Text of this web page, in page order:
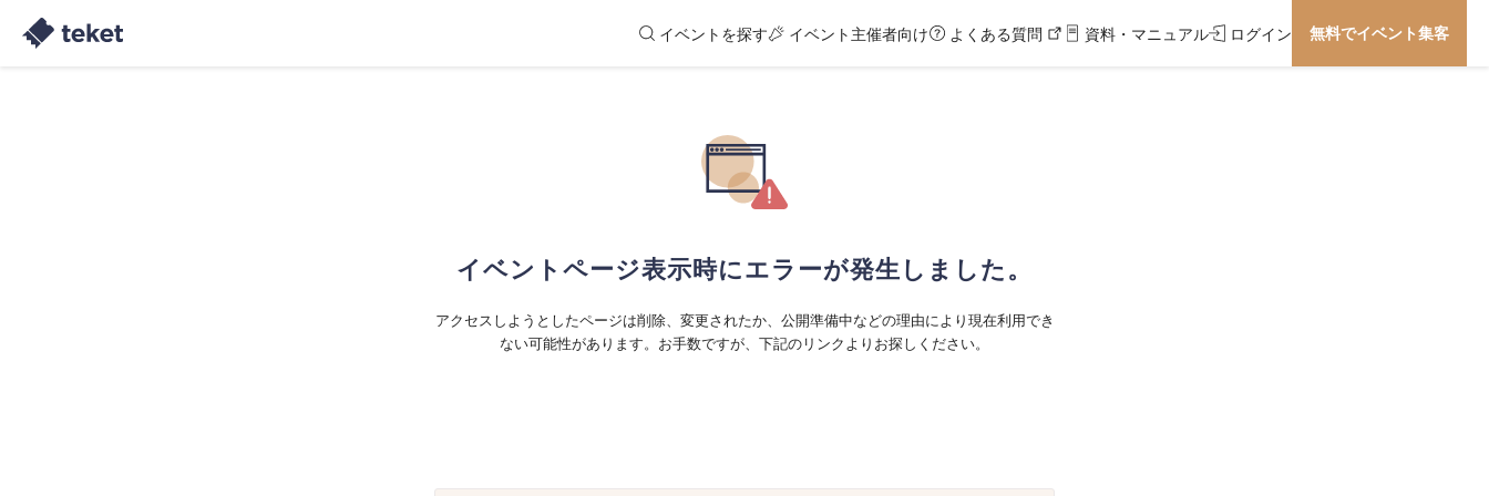
イベントを探す イベント主催者向け よくある質問 資料・マニュアル ログイン 無料でイベント集客
イベントページ表示時にエラーが発生しました。
アクセスしようとしたページは削除、変更されたか、公開準備中などの理由により現在利用でき
ない可能性があります。お手数ですが、下記のリンクよりお探しください。